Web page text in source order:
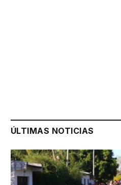
ÚLTIMAS NOTICIAS